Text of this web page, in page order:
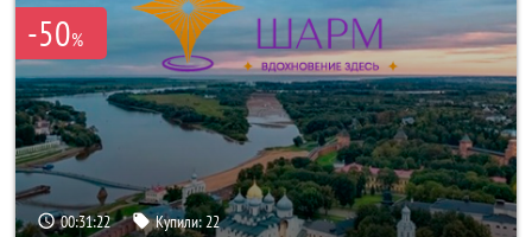
-50%
00:31:21 Купили: 22